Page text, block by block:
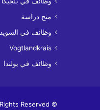
منح دراسة
وظائف في السويد
Vogtlandkrais
وظائف في بولندا
© Copyright 2026, All Rights Reserved | فرص عمل